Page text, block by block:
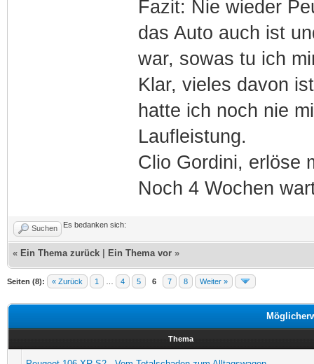
Fazit: Nie wieder
das Auto auch ist
war, sowas tu ich
Klar, vieles davon
hatte ich noch nie
Laufleistung.
Clio Gordini, erlöse
Noch 4 Wochen
Suchen Es bedanken sich:
« Ein Thema zurück Ein Thema vor »
Seiten (8): « Zurück 1 4 5 6 7 8 Weiter »
Thema